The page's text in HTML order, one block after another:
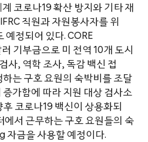
코로나19 확산 방지와 기타 재
직원과 자원봉사자를 위
예정되어 있다. CORE
기부금으로 미 전역 10개 도시
사, 역학 조사, 독감 백신 접
는 구호 요원의 숙박비를 조달
가함에 따라 지원 대상 검사소
후 코로나19 백신이 상용화되
에서 근무하는 구호 요원들의 숙
자금을 사용할 예정이다.